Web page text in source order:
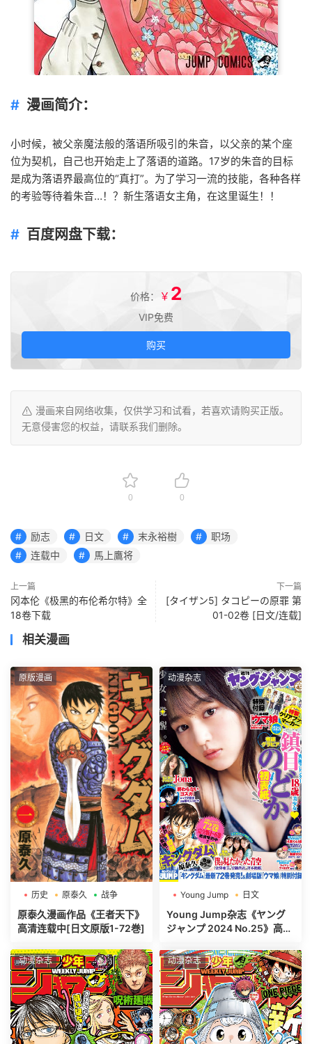
漫画简介：
小时候，被父亲魔法般的落语所吸引的朱音，以父亲的某个座
位为契机，自己也开始走上了落语的道路。17岁的朱音的目标
是成为落语界最高位的“真打”。为了学习一流的技能，各种各样
的考验等待着朱音…！？新生落语女主角，在这里诞生！！
百度网盘下载：
价格： ￥2
VIP免费
购买
漫画来自网络收集，仅供学习和试看，若喜欢请购买正版。
无意侵害您的权益，请联系我们删除。
0 0
励志 日文 末永裕樹
职场
连载中
馬上鷹将
上一篇
冈本伦《极黑的布伦希尔特》全
18卷下载
下一篇
[タイザン5] タコピーの原罪 第
01-02卷 [日文/连载]
相关漫画
原版漫画
历史 原泰久 战争
原泰久漫画作品《王者天下》
高清连载中[日文原版1-72巻]
动漫杂志
Young Jump
日文
週刊ヤングジャンプ
Young Jump杂志《ヤング
ジャンプ 2024 No.25》高清
动漫杂志 动漫杂志